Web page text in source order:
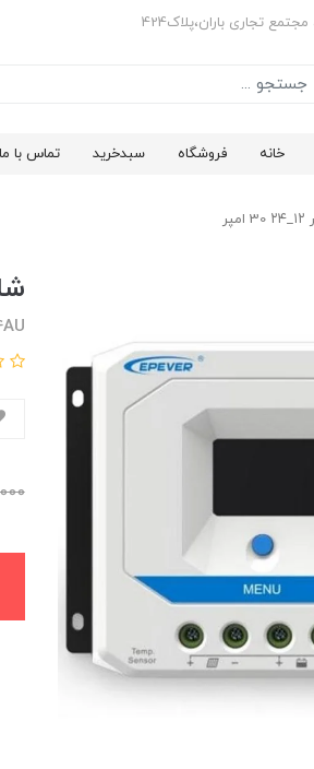
تجاری باران،پلاک424
خانه فروشگاه سبدخرید تماس با ما